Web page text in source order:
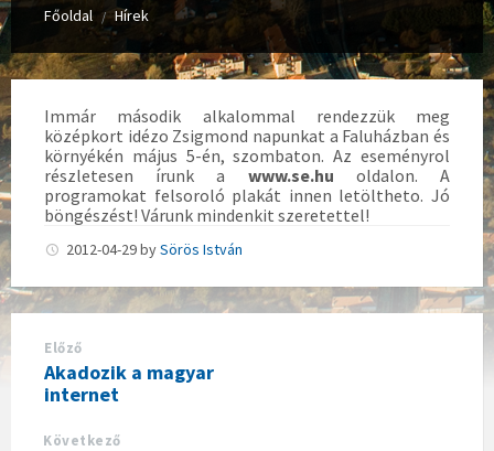
Főoldal / Hírek
Immár második alkalommal rendezzük meg
középkort idézo Zsigmond napunkat a Faluházban és
környékén május 5-én, szombaton. Az eseményrol
részletesen írunk a www.se.hu oldalon. A
programokat felsoroló plakát innen letöltheto. Jó
böngészést! Várunk mindenkit szeretettel!
2012-04-29bySörös István
Előző
Akadozik a magyar
internet
Következő